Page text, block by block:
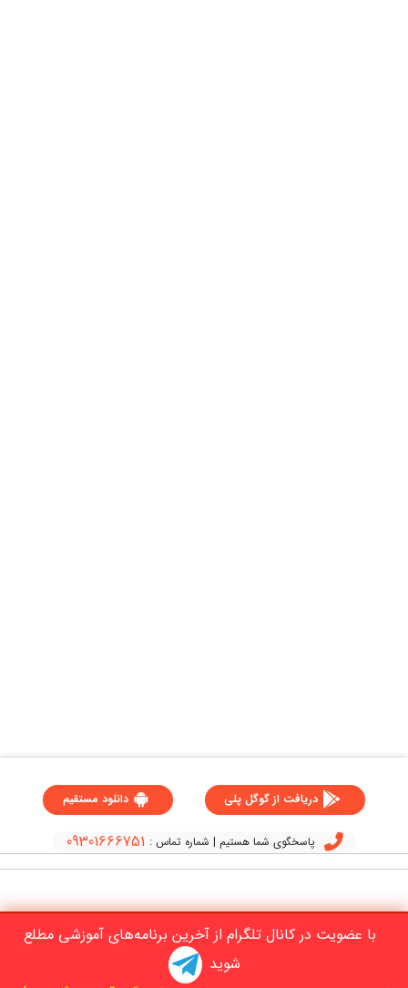
دریافت از گوگل پلی دانلود مستقیم
پاسخگوی شما هستیم | شماره تماس : 09301666751
با عضویت در کانال تلگرام از آخرین برنامه‌های آموزشی مطلع
شوید